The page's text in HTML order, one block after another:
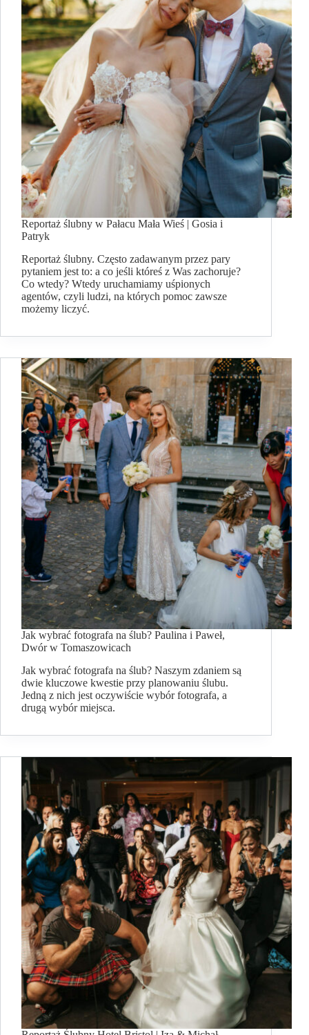
Reportaż ślubny w Pałacu Mała Wieś | Gosia i
Patryk
Reportaż ślubny. Często zadawanym przez pary
pytaniem jest to: a co jeśli któreś z Was zachoruje?
Co wtedy? Wtedy uruchamiamy uśpionych
agentów, czyli ludzi, na których pomoc zawsze
możemy liczyć.
Jak wybrać fotografa na ślub? Paulina i Paweł,
Dwór w Tomaszowicach
Jak wybrać fotografa na ślub? Naszym zdaniem są
dwie kluczowe kwestie przy planowaniu ślubu.
Jedną z nich jest oczywiście wybór fotografa, a
drugą wybór miejsca.